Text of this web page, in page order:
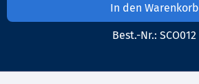
In den Warenkorb
Best.-Nr.: SCO012